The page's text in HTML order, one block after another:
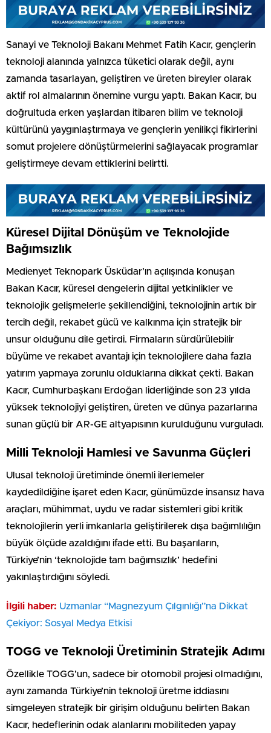
Sanayi ve Teknoloji Bakanı Mehmet Fatih Kacır, gençlerin
teknoloji alanında yalnızca tüketici olarak değil, aynı
zamanda tasarlayan, geliştiren ve üreten bireyler olarak
aktif rol almalarının önemine vurgu yaptı. Bakan Kacır, bu
doğrultuda erken yaşlardan itibaren bilim ve teknoloji
kültürünü yaygınlaştırmaya ve gençlerin yenilikçi fikirlerini
somut projelere dönüştürmelerini sağlayacak programlar
geliştirmeye devam ettiklerini belirtti.
Küresel Dijital Dönüşüm ve Teknolojide
Bağımsızlık
Medienyet Teknopark Üsküdar’ın açılışında konuşan
Bakan Kacır, küresel dengelerin dijital yetkinlikler ve
teknolojik gelişmelerle şekillendiğini, teknolojinin artık bir
tercih değil, rekabet gücü ve kalkınma için stratejik bir
unsur olduğunu dile getirdi. Firmaların sürdürülebilir
büyüme ve rekabet avantajı için teknolojilere daha fazla
yatırım yapmaya zorunlu olduklarına dikkat çekti. Bakan
Kacır, Cumhurbaşkanı Erdoğan liderliğinde son 23 yılda
yüksek teknolojiyi geliştiren, üreten ve dünya pazarlarına
sunan güçlü bir AR-GE altyapısının kurulduğunu vurguladı.
Milli Teknoloji Hamlesi ve Savunma Güçleri
Ulusal teknoloji üretiminde önemli ilerlemeler
kaydedildiğine işaret eden Kacır, günümüzde insansız hava
araçları, mühimmat, uydu ve radar sistemleri gibi kritik
teknolojilerin yerli imkanlarla geliştirilerek dışa bağımlılığın
büyük ölçüde azaldığını ifade etti. Bu başarıların,
Türkiye’nin ‘teknolojide tam bağımsızlık’ hedefini
yakınlaştırdığını söyledi.
İlgili haber: Uzmanlar “Magnezyum Çılgınlığı”na Dikkat
Çekiyor: Sosyal Medya Etkisi
TOGG ve Teknoloji Üretiminin Stratejik Adımı
Özellikle TOGG’un, sadece bir otomobil projesi olmadığını,
aynı zamanda Türkiye’nin teknoloji üretme iddiasını
simgeleyen stratejik bir girişim olduğunu belirten Bakan
Kacır, hedeflerinin odak alanlarını mobiliteden yapay